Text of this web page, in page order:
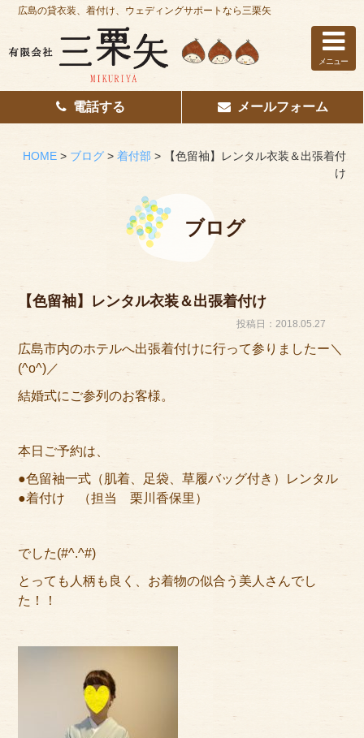
ホーム
はじめての方へ
着付け/教室
アクセス
よくある質問
ブログ
今月のオススメ衣装
成人式特設ページ
プライバシーポリシー
広島の貸衣装、着付け、ウェディングサポートなら三栗矢
メニュー
電話する メールフォーム
HOME> ブログ> 着付部 >
【色留袖】レンタル衣装＆出張着付
け
ブログ
【色留袖】レンタル衣装＆出張着付け
投稿日：2018.05.27
広島市内のホテルへ出張着付けに行って参りましたー＼
(^o^)／
結婚式にご参列のお客様。
本日ご予約は、
●色留袖一式（肌着、足袋、草履バッグ付き）レンタル
●着付け （担当 栗川香保里）
でした(#^.^#)
とっても人柄も良く、お着物の似合う美人さんでし
た！！